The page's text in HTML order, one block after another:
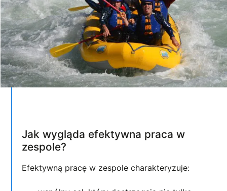
Jak wygląda efektywna praca w
zespole?
Efektywną pracę w zespole charakteryzuje: